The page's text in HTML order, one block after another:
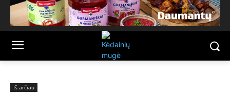
Iš arčiau